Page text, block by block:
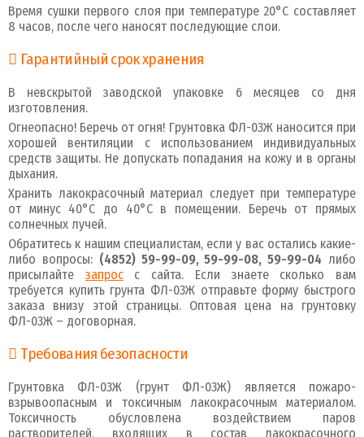
Время сушки первого слоя при температуре 20°С составляет
8 часов, после чего наносят последующие слои.
Гарантийный срок хранения
В невскрытой заводской упаковке 6 месяцев со дня
изготовления.
Огнеопасно! Беречь от огня! Грунтовка ФЛ-03Ж наносится при
хорошей вентиляции с использованием индивидуальных
средств защиты. Не допускать попадания на кожу и в органы
дыхания.
Хранить лакокрасочный материал следует при температуре
от минус 40°С до 40°С в помещении. Беречь от прямых
солнечных лучей.
Обратитесь к нашим специалистам, если у вас остались какие-
либо вопросы: (4852) 59-99-09, 59-99-08, 59-99-04 либо
присылайте запросс сайта. Если знаете сколько вам
требуется купить грунта ФЛ-03Ж отправьте форму быстрого
заказа внизу этой страницы. Оптовая цена на грунтовку
ФЛ-03Ж – договорная.
Требования безопасности
Грунтовка ФЛ-03Ж (грунт ФЛ-03Ж) является пожаро-
взрывоопасным и токсичным лакокрасочным материалом.
Токсичность обусловлена воздействием паров
растворителей, входящих в состав лакокрасочного